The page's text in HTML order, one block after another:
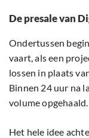
De presale van
Ondertussen
vaart, als een
lossen in plaats
Binnen 24 uur na
volume opgehaald.
Het hele idee